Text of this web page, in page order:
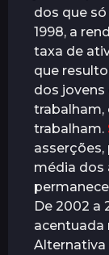
dos que só
1998, a
taxa de
que
dos
trabalham,
trabalham.
média dos
De 2002 a
acentuada
Alternativa